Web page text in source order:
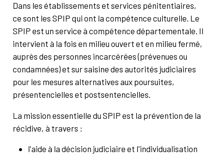
Dans les établissements et services pénitentiaires,
ce sont les SPIP qui ont la compétence culturelle. Le
SPIP est un service à compétence départementale. Il
intervient à la fois en milieu ouvert et en milieu fermé,
auprès des personnes incarcérées (prévenues ou
condamnées) et sur saisine des autorités judiciaires
pour les mesures alternatives aux poursuites,
présentencielles et postsentencielles.
La mission essentielle du SPIP est la prévention de la
récidive, à travers :
l'aide à la décision judiciaire et l'individualisation